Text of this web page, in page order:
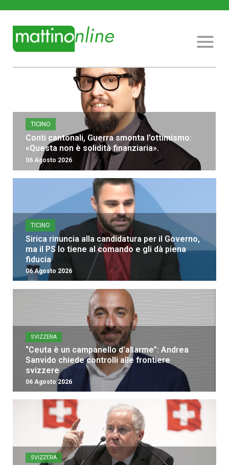
TICINO
Conti cantonali, Guerra smonta l’ottimismo:
«Questa non è solidità finanziaria».
06 Agosto 2026
TICINO
Sirica rinuncia alla candidatura per il Governo,
ma il PS lo tiene al comando e gli dà piena
fiducia
06 Agosto 2026
SVIZZERA
“Ceuta è un campanello d’allarme”: Andrea
Sanvido chiede controlli alle frontiere
svizzere
06 Agosto 2026
SVIZZERA